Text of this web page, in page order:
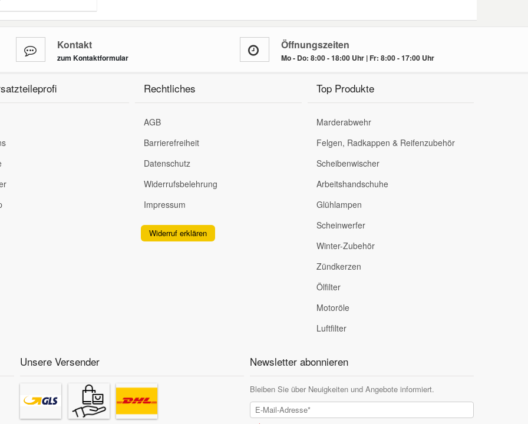
Kontakt
zum Kontaktformular
Öffnungszeiten
Mo - Do: 8:00 - 18:00 Uhr | Fr: 8:00 - 17:00 Uhr
Rechtliches
AGB
Barrierefreiheit
Datenschutz
Widerrufsbelehrung
Impressum
Widerruf erklären
Top Produkte
Marderabwehr
Felgen, Radkappen & Reifenzubehör
Scheibenwischer
Arbeitshandschuhe
Glühlampen
Scheinwerfer
Winter-Zubehör
Zündkerzen
Ölfilter
Motoröle
Luftfilter
Unsere Versender Newsletter abonnieren
Bleiben Sie über Neuigkeiten und Angebote informiert.